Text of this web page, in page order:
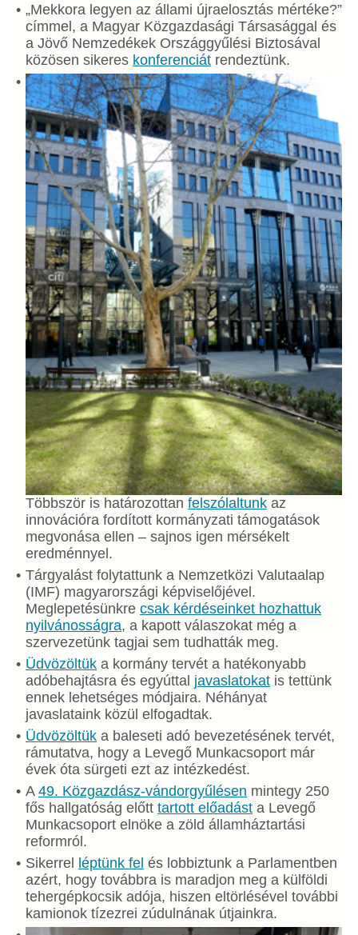
„Mekkora legyen az állami újraelosztás mértéke?”
címmel, a Magyar Közgazdasági Társasággal és
a Jövő Nemzedékek Országgyűlési Biztosával
közösen sikeres konferenciát rendeztünk.
Többször is határozottan felszólaltunk az
innovációra fordított kormányzati támogatások
megvonása ellen – sajnos igen mérsékelt
eredménnyel.
Tárgyalást folytattunk a Nemzetközi Valutaalap
(IMF) magyarországi képviselőjével.
Meglepetésünkre csak kérdéseinket hozhattuk
nyilvánosságra, a kapott válaszokat még a
szervezetünk tagjai sem tudhatták meg.
Üdvözöltük a kormány tervét a hatékonyabb
adóbehajtásra és egyúttal javaslatokat is tettünk
ennek lehetséges módjaira. Néhányat
javaslataink közül elfogadtak.
Üdvözöltük a baleseti adó bevezetésének tervét,
rámutatva, hogy a Levegő Munkacsoport már
évek óta sürgeti ezt az intézkedést.
A 49. Közgazdász-vándorgyűlésen mintegy 250
fős hallgatóság előtt tartott előadást a Levegő
Munkacsoport elnöke a zöld államháztartási
reformról.
Sikerrel
léptünk fel és lobbiztunk a Parlamentben
azért, hogy továbbra is maradjon meg a külföldi
tehergépkocsik adója, hiszen eltörlésével további
kamionok tízezrei zúdulnának útjainkra.